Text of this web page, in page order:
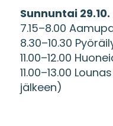
Sunnuntai 29.10.
7.15–8.00
8.30–10.30
11.00–12.00
11.00–13.00
jälkeen)